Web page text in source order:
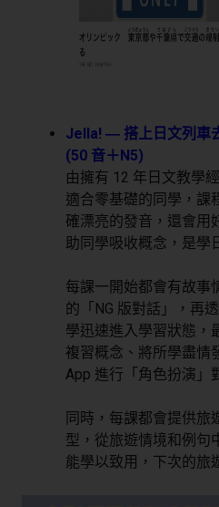
Jella! ― 搭上日文列車
(50 音＋N5)
由擁有 12 年日文教學
適合零基礎的同學，課
確漂亮的發音，還會用
助同學吸收概念，是學
每課一開始都會有故事
的「NG 版對話」，再
學迅速進入學習狀態，
複習概念、將所學盡情
App 進行「角色扮演」
同時，每課都會提供旅
型，從旅遊情境和例句
能學以致用，下次的旅